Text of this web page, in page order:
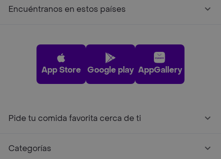
Encuéntranos en estos países
App Store Google play AppGallery
Pide tu comida favorita cerca de ti
Categorías